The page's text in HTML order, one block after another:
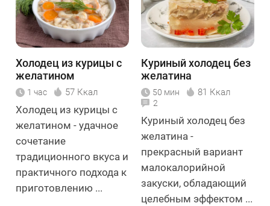
Холодец из курицы с
желатином
1 час 57 Ккал
Холодец из курицы с
желатином - удачное
сочетание
традиционного вкуса и
практичного подхода к
приготовлению ...
Куриный холодец без
желатина
50 мин 81 Ккал
2
Куриный холодец без
желатина -
прекрасный вариант
малокалорийной
закуски, обладающий
целебным эффектом ...